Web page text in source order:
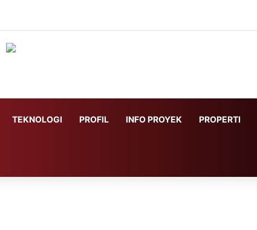
TEKNOLOGI PROFIL INFO PROYEK PROPERTI